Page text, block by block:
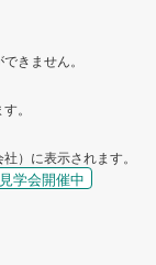
きません。
。
）に表示されます。
学会開催中